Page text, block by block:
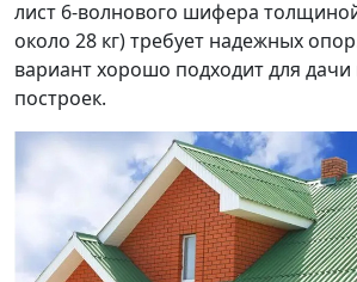
лист 6-волнового шифера
около 28 кг) требует надежных
вариант хорошо подходит для дачи
построек.